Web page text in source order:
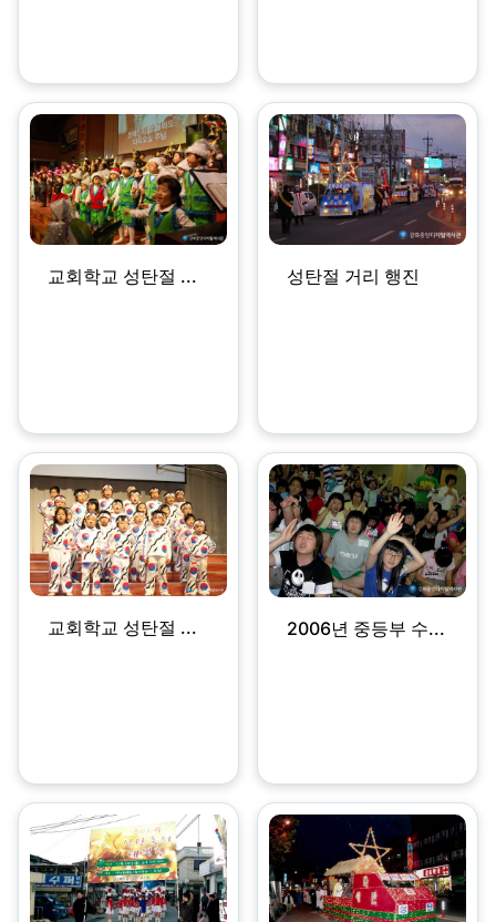
교회학교 성탄절 ... 성탄절 거리 행진
교회학교 성탄절 ... 2006년 중등부 수...